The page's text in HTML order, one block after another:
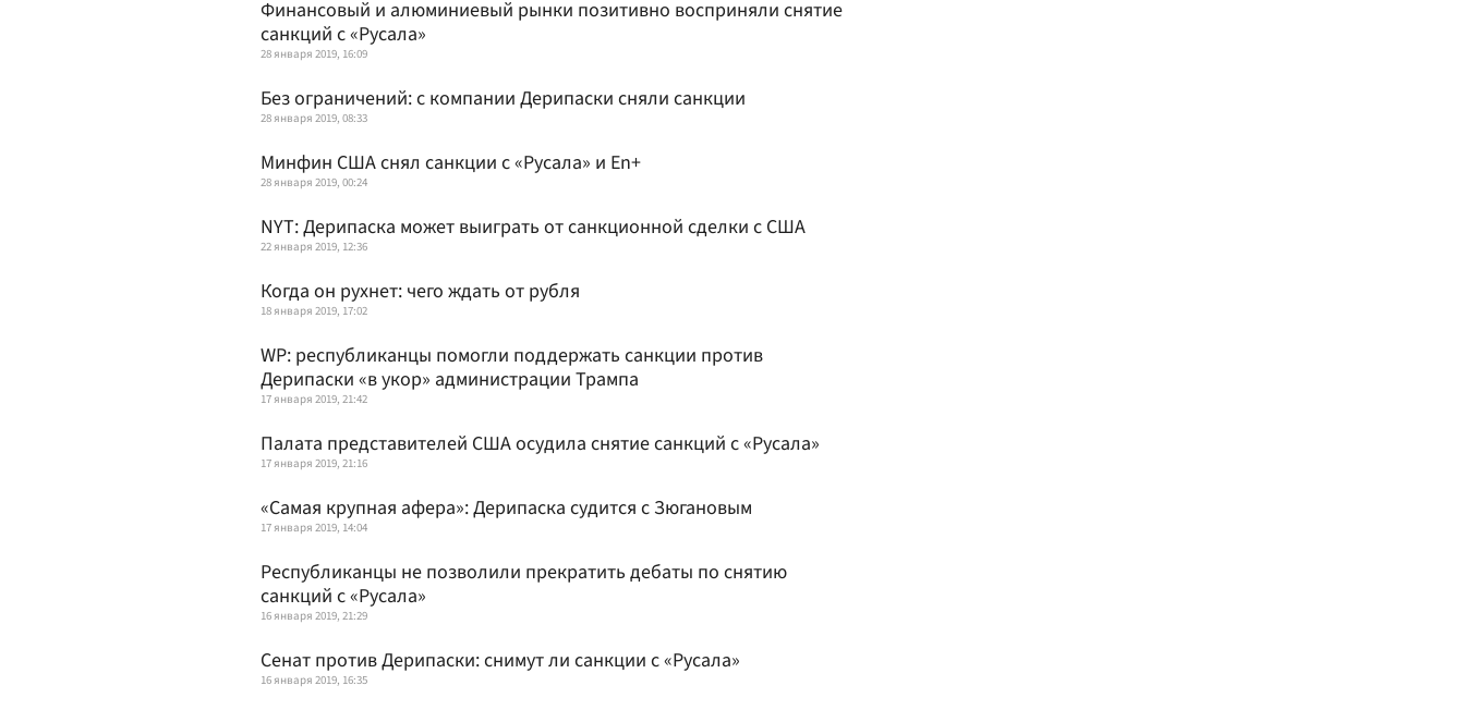
Финансовый и алюминиевый рынки позитивно восприняли снятие
санкций с «Русала»
28 января 2019, 16:09
Без ограничений: с компании Дерипаски сняли санкции
28 января 2019, 08:33
Минфин США снял санкции с «Русала» и En+
28 января 2019, 00:24
NYT: Дерипаска может выиграть от санкционной сделки с США
22 января 2019, 12:36
Когда он рухнет: чего ждать от рубля
18 января 2019, 17:02
WP: республиканцы помогли поддержать санкции против
Дерипаски «в укор» администрации Трампа
17 января 2019, 21:42
Палата представителей США осудила снятие санкций с «Русала»
17 января 2019, 21:16
«Самая крупная афера»: Дерипаска судится с Зюгановым
17 января 2019, 14:04
Республиканцы не позволили прекратить дебаты по снятию
санкций с «Русала»
16 января 2019, 21:29
Сенат против Дерипаски: снимут ли санкции с «Русала»
16 января 2019, 16:35